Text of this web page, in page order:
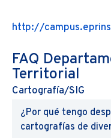
http://
FAQ
Territorial
Cartografía/SIG
¿Por qué tengo
cartografías de